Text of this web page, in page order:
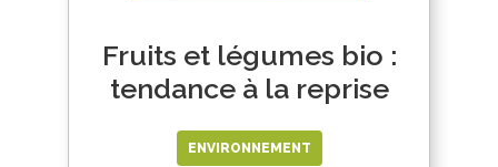
Fruits et légumes bio :
tendance à la reprise
ENVIRONNEMENT